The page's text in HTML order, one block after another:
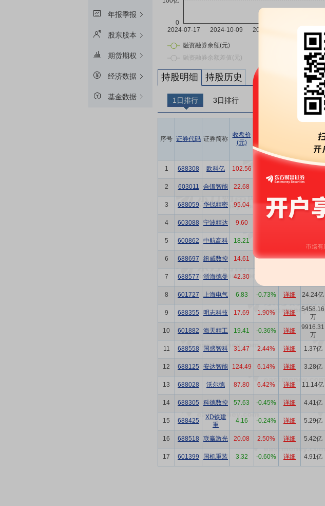
年报季报
股东股本
期货期权
经济数据
基金数据
持股明细 持股历史
1日排行 3日排行 10日排行
序号 证券代码 证券简称
收盘价
(元)
余额(元)
1 688308 欧科亿 102.56 8.90亿
2 603011 合锻智能 22.68
3 688059 华锐精密 95.04 1.72% 详细 8.19亿
4 603088 宁波精达 9.60
5 600862 中航高科 18.21
6 688697 纽威数控 14.61 3.99% 详细 1.86亿
7 688577 浙海德曼 42.30
8 601727 上海电气 6.83 -0.73% 详细 24.24亿
9 688355 明志科技 17.69 1.90% 详细
5458.16
万
10
601882 海天精工 19.41 -0.36% 详细
9916.31
万
11
688558 国盛智科 31.47 2.44% 详细 1.37亿
12 688125 安达智能 124.49 6.14% 详细 3.28亿
13 688028 沃尔德 87.80 6.42% 详细 11.14亿
14 688305 科德数控 57.63 -0.45% 详细 4.41亿
15 688425
XD铁建
重
4.16 -0.24% 详细 5.29亿
16 688518 联赢激光 20.08 2.50% 详细 5.42亿
17 601399 国机重装 3.32 -0.60% 详细 4.91亿